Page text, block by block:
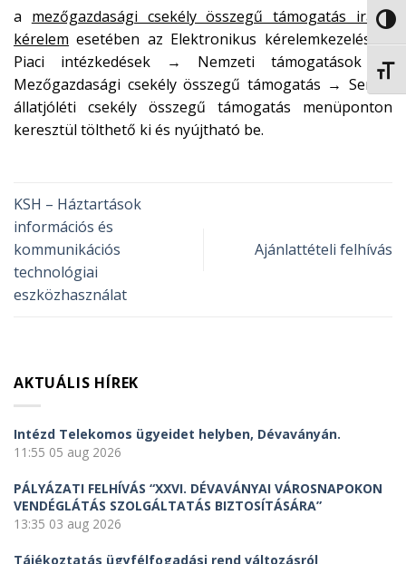
a mezőgazdasági csekély összegű támogatás iránti
kérelem esetében az Elektronikus kérelemkezelés →
Piaci intézkedések → Nemzeti támogatások →
Mezőgazdasági csekély összegű támogatás → Sertés
állatjóléti csekély összegű támogatás menüponton
keresztül tölthető ki és nyújtható be.
KSH – Háztartások
információs és
kommunikációs
technológiai
eszközhasználat
Ajánlattételi felhívás
AKTUÁLIS HÍREK
Intézd Telekomos ügyeidet helyben, Dévaványán.
11:55 05 aug 2026
PÁLYÁZATI FELHÍVÁS “XXVI. DÉVAVÁNYAI VÁROSNAPOKON
VENDÉGLÁTÁS SZOLGÁLTATÁS BIZTOSÍTÁSÁRA”
13:35 03 aug 2026
Tájékoztatás ügyfélfogadási rend változásról